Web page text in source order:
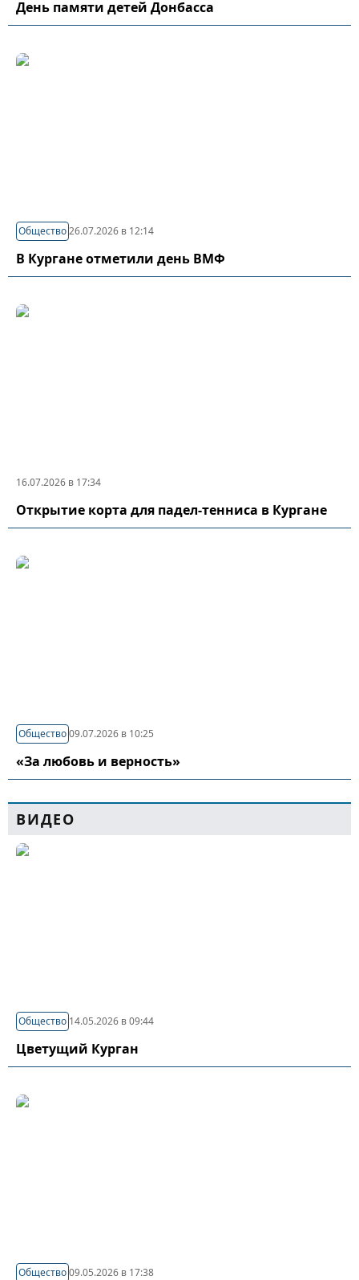
День памяти детей Донбасса
Общество26.07.2026 в 12:14
В Кургане отметили день ВМФ
16.07.2026 в 17:34
Открытие корта для падел-тенниса в Кургане
Общество09.07.2026 в 10:25
«За любовь и верность»
ВИДЕО
Общество 14.05.2026 в 09:44
Цветущий Курган
Общество09.05.2026 в 17:38